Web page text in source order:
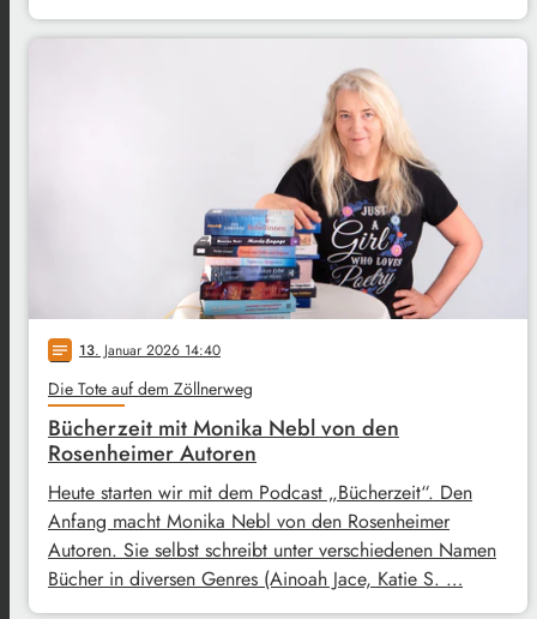
notes 13. Januar 2026 14:40
Die Tote auf dem Zöllnerweg
Bücherzeit mit Monika Nebl von den
Rosenheimer Autoren
Heute starten wir mit dem Podcast „Bücherzeit“. Den
Anfang macht Monika Nebl von den Rosenheimer
Autoren. Sie selbst schreibt unter verschiedenen Namen
Bücher in diversen Genres (Ainoah Jace, Katie S. …